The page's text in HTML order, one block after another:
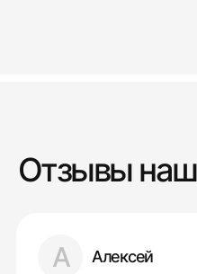
Отзывы
А Алексей